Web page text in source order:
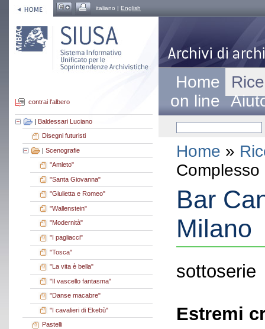
italiano | English
contrai l'albero
| Baldessari Luciano
Disegni futuristi
| Scenografie
"Amleto"
"Santa Giovanna"
"Giulietta e Romeo"
"Wallenstein"
"Modernità"
"I pagliacci"
"Tosca"
"La vita è bella"
"Il vascello fantasma"
"Danse macabre"
"I cavalieri di Ekebù"
Pastelli
Home
on line
Home »
Bar
Milano
sottoserie
Estremi